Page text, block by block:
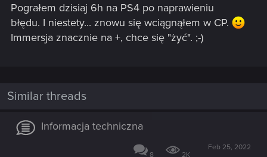
Pograłem dzisiaj 6h na PS4 po naprawieniu
błędu. I niestety... znowu się wciągnąłem w CP.
Immersja znacznie na +, chce się "żyć". ;-)
Similar threads
Informacja techniczna
8 2K
Feb 25, 2022